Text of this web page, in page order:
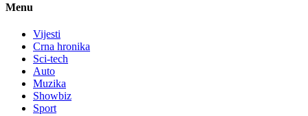
Menu
Vijesti
Crna hronika
Sci-tech
Auto
Muzika
Showbiz
Sport